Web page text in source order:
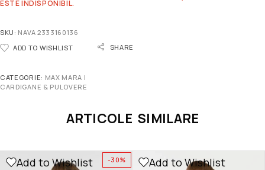
ESTE INDISPONIBIL.
SKU: NAVA 2333160136
ADD TO WISHLIST
SHARE
CATEGORIE: MAX MARA |
CARDIGANE & PULOVERE
ARTICOLE SIMILARE
-30%
Add to Wishlist Add to Wishlist